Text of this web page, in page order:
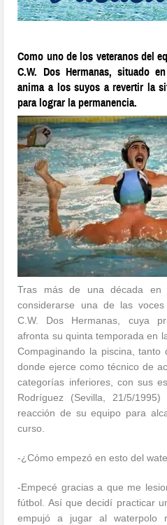
Como uno de los veteranos del
C.W. Dos Hermanas, situado
anima a los suyos a revertir la
para lograr la permanencia.
Tras más de una década en
considerarse una de las
C.W. Dos Hermanas, cuya
afronta su quinta temporada en
Compaginando la piscina, tanto
donde ejerce como técnico de
categorías inferiores, con sus
Rodríguez (Sevilla, 21/5/
reacción de su equipo para
curso.
-¿Cómo empezó en esto del
-Empecé gracias a que me
fútbol. Así que decidí practicar
empujó a jugar al waterpolo